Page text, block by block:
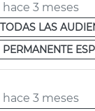
3 meses
TODAS LAS
3 meses